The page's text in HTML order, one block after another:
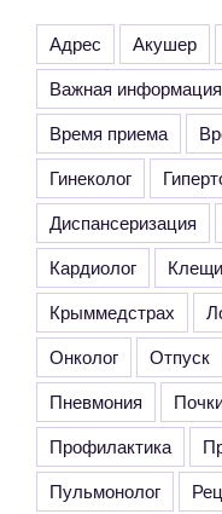
Адрес Акушер
Важная информация
Время приема
Гинеколог
Диспансеризация
Кардиолог
Клещи
Крыммедстрах
Онколог
Отпуск
Пневмония
Профилактика
Пульмонолог